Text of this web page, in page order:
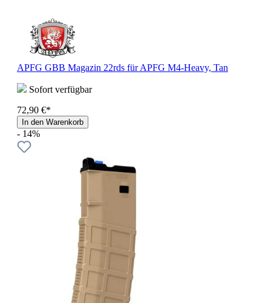
APFG GBB Magazin 22rds für APFG M4-Heavy, Tan
Sofort verfügbar
72,90 €*
In den Warenkorb
- 14%